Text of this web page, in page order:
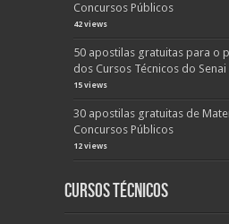
Concursos Públicos
42 views
50 apostilas gratuitas para o
dos Cursos Técnicos do Senai
15 views
30 apostilas gratuitas de
Concursos Públicos
12 views
Cursos Técnicos